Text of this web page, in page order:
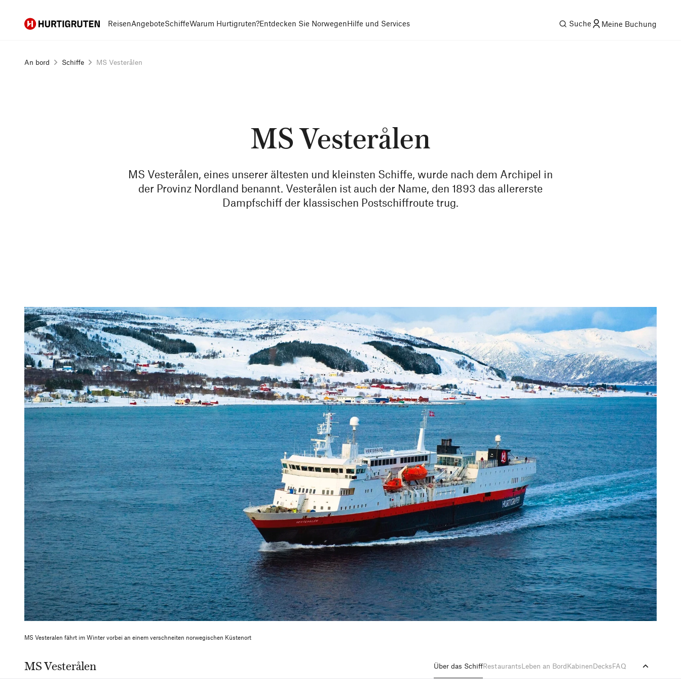
Hurtigruten ReisenAngeboteSchiffeWarum Hurtigruten?Entdecken Sie NorwegenHilfe und Services Suche Meine Buchung
An bord Schiffe MS Vesterålen
MS Vesterålen
MS Vesterålen, eines unserer ältesten und kleinsten Schiffe, wurde nach dem Archipel in
der Provinz Nordland benannt. Vesterålen ist auch der Name, den 1893 das allererste
Dampfschiff der klassischen Postschiffroute trug.
MS Vesteralen fährt im Winter vorbei an einem verschneiten norwegischen Küstenort
MS Vesterålen Über das SchiffRestaurantsLeben an BordKabinenDecksFAQ